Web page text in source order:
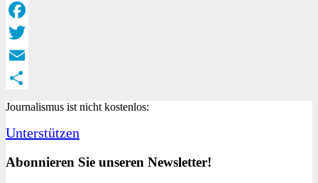
Facebook
Twitter
Email
Teilen
Journalismus ist nicht kostenlos:
Unterstützen
Abonnieren Sie unseren Newsletter!